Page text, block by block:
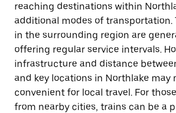
reaching destinations within
additional modes of transportation.
in the surrounding region are
offering regular service intervals.
infrastructure and distance
and key locations in Northlake may
convenient for local travel. For
from nearby cities, trains can be a